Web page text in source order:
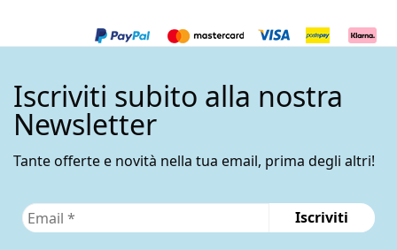
Iscriviti subito alla nostra
Newsletter
Tante offerte e novità nella tua email, prima degli altri!